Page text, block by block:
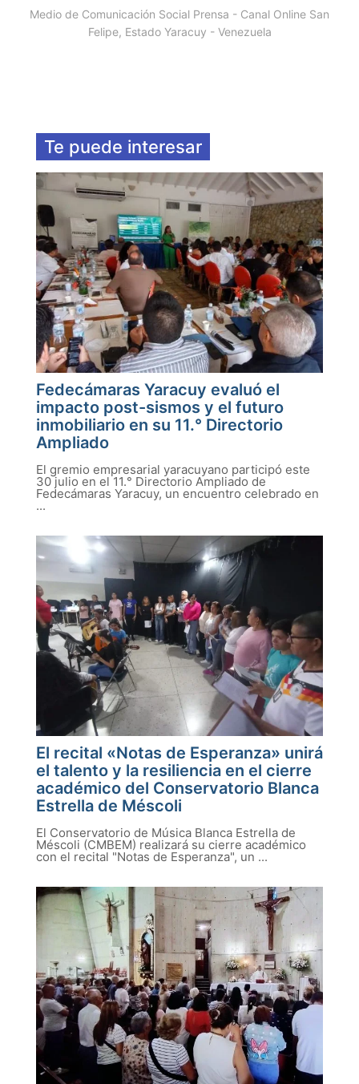
Medio de Comunicación Social Prensa - Canal Online San
Felipe, Estado Yaracuy - Venezuela
Te puede interesar
Fedecámaras Yaracuy evaluó el
impacto post-sismos y el futuro
inmobiliario en su 11.° Directorio
Ampliado
El gremio empresarial yaracuyano participó este
30 julio en el 11.° Directorio Ampliado de
Fedecámaras Yaracuy, un encuentro celebrado en
...
El recital «Notas de Esperanza» unirá
el talento y la resiliencia en el cierre
académico del Conservatorio Blanca
Estrella de Méscoli
El Conservatorio de Música Blanca Estrella de
Méscoli (CMBEM) realizará su cierre académico
con el recital "Notas de Esperanza", un ...